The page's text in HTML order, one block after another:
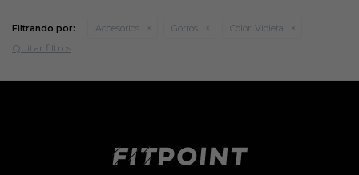
Filtrando por: Accesorios Gorros Color: Violeta
Quitar filtros